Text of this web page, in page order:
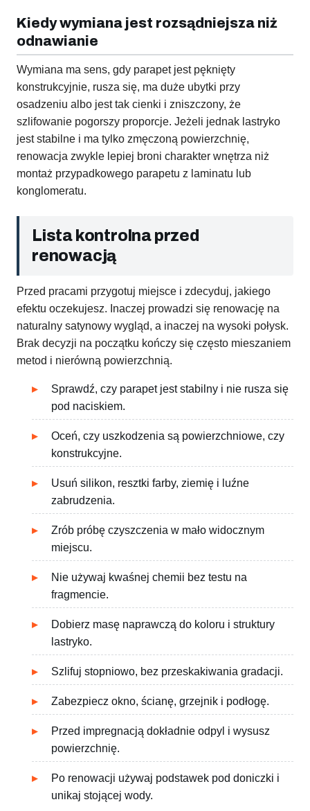
Kiedy wymiana jest rozsądniejsza niż
odnawianie
Wymiana ma sens, gdy parapet jest pęknięty
konstrukcyjnie, rusza się, ma duże ubytki przy
osadzeniu albo jest tak cienki i zniszczony, że
szlifowanie pogorszy proporcje. Jeżeli jednak lastryko
jest stabilne i ma tylko zmęczoną powierzchnię,
renowacja zwykle lepiej broni charakter wnętrza niż
montaż przypadkowego parapetu z laminatu lub
konglomeratu.
Lista kontrolna przed
renowacją
Przed pracami przygotuj miejsce i zdecyduj, jakiego
efektu oczekujesz. Inaczej prowadzi się renowację na
naturalny satynowy wygląd, a inaczej na wysoki połysk.
Brak decyzji na początku kończy się często mieszaniem
metod i nierówną powierzchnią.
Sprawdź, czy parapet jest stabilny i nie rusza się
pod naciskiem.
Oceń, czy uszkodzenia są powierzchniowe, czy
konstrukcyjne.
Usuń silikon, resztki farby, ziemię i luźne
zabrudzenia.
Zrób próbę czyszczenia w mało widocznym
miejscu.
Nie używaj kwaśnej chemii bez testu na
fragmencie.
Dobierz masę naprawczą do koloru i struktury
lastryko.
Szlifuj stopniowo, bez przeskakiwania gradacji.
Zabezpiecz okno, ścianę, grzejnik i podłogę.
Przed impregnacją dokładnie odpyl i wysusz
powierzchnię.
Po renowacji używaj podstawek pod doniczki i
unikaj stojącej wody.